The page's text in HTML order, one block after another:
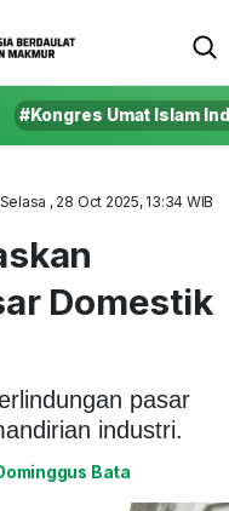
#Kongres Umat Islam
Selasa , 28 Oct 2025, 13:34 WIB
Domestik
pasar
industri.
Bata